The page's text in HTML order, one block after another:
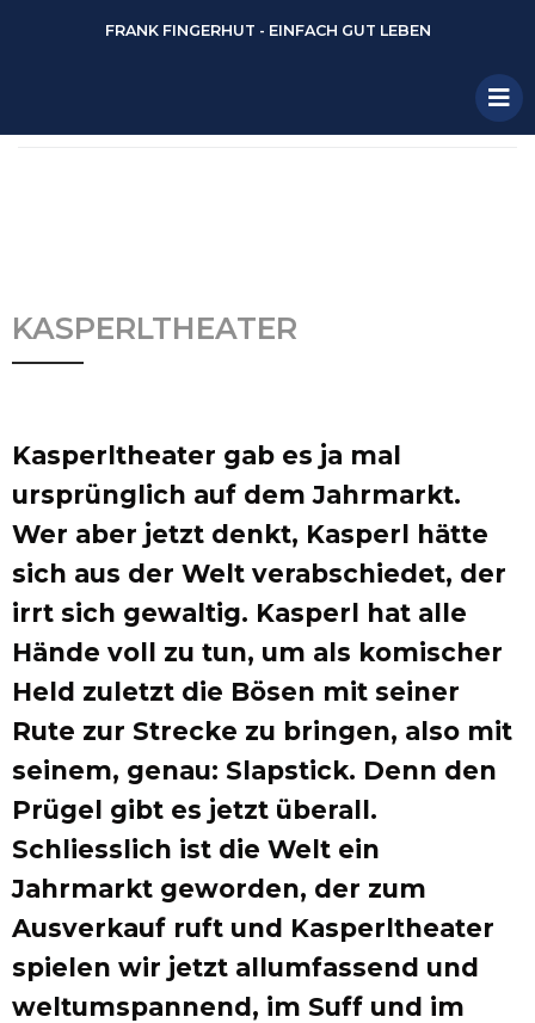
FRANK FINGERHUT - EINFACH GUT LEBEN
KASPERLTHEATER
Kasperltheater gab es ja mal
ursprünglich auf dem Jahrmarkt.
Wer aber jetzt denkt, Kasperl hätte
sich aus der Welt verabschiedet, der
irrt sich gewaltig. Kasperl hat alle
Hände voll zu tun, um als komischer
Held zuletzt die Bösen mit seiner
Rute zur Strecke zu bringen, also mit
seinem, genau: Slapstick. Denn den
Prügel gibt es jetzt überall.
Schliesslich ist die Welt ein
Jahrmarkt geworden, der zum
Ausverkauf ruft und Kasperltheater
spielen wir jetzt allumfassend und
weltumspannend, im Suff und im